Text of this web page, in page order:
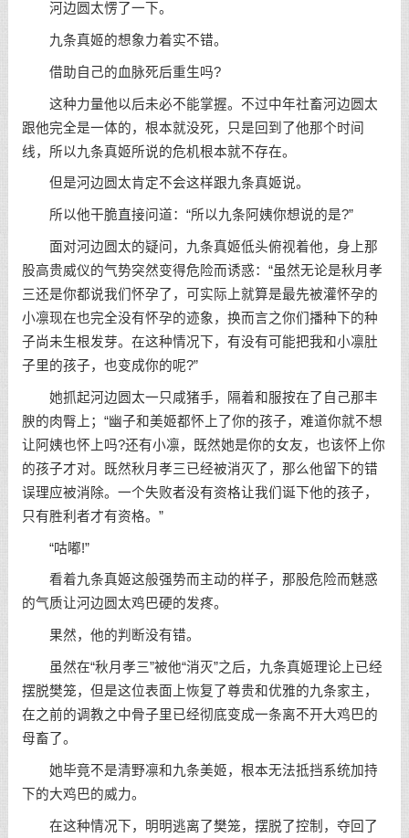
河边圆太愣了一下。
九条真姬的想象力着实不错。
借助自己的血脉死后重生吗?
这种力量他以后未必不能掌握。不过中年社畜河边圆太
跟他完全是一体的，根本就没死，只是回到了他那个时间
线，所以九条真姬所说的危机根本就不存在。
但是河边圆太肯定不会这样跟九条真姬说。
所以他干脆直接问道：“所以九条阿姨你想说的是?”
面对河边圆太的疑问，九条真姬低头俯视着他，身上那
股高贵威仪的气势突然变得危险而诱惑：“虽然无论是秋月孝
三还是你都说我们怀孕了，可实际上就算是最先被灌怀孕的
小凛现在也完全没有怀孕的迹象，换而言之你们播种下的种
子尚未生根发芽。在这种情况下，有没有可能把我和小凛肚
子里的孩子，也变成你的呢?”
她抓起河边圆太一只咸猪手，隔着和服按在了自己那丰
腴的肉臀上；“幽子和美姬都怀上了你的孩子，难道你就不想
让阿姨也怀上吗?还有小凛，既然她是你的女友，也该怀上你
的孩子才对。既然秋月孝三已经被消灭了，那么他留下的错
误理应被消除。一个失败者没有资格让我们诞下他的孩子，
只有胜利者才有资格。”
“咕嘟!”
看着九条真姬这般强势而主动的样子，那股危险而魅惑
的气质让河边圆太鸡巴硬的发疼。
果然，他的判断没有错。
虽然在“秋月孝三”被他“消灭”之后，九条真姬理论上已经
摆脱樊笼，但是这位表面上恢复了尊贵和优雅的九条家主，
在之前的调教之中骨子里已经彻底变成一条离不开大鸡巴的
母畜了。
她毕竟不是清野凛和九条美姬，根本无法抵挡系统加持
下的大鸡巴的威力。
在这种情况下，明明逃离了樊笼，摆脱了控制，夺回了